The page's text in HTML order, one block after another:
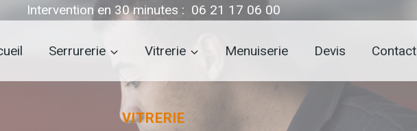
Intervention en 30 minutes : 06 21 17 06 00
Serrurerie Vitrerie Menuiserie Devis Contact
VITRERIE